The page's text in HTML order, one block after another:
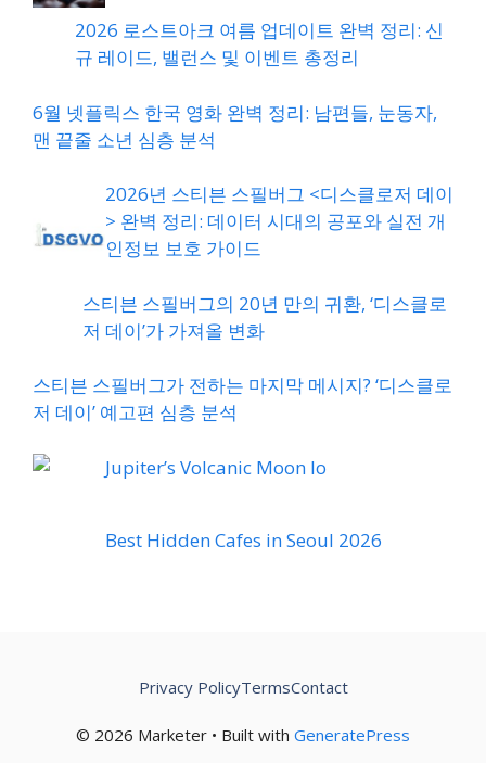
2026 로스트아크 여름 업데이트 완벽 정리: 신
규 레이드, 밸런스 및 이벤트 총정리
6월 넷플릭스 한국 영화 완벽 정리: 남편들, 눈동자,
맨 끝줄 소년 심층 분석
2026년 스티븐 스필버그 <디스클로저 데이
> 완벽 정리: 데이터 시대의 공포와 실전 개
인정보 보호 가이드
스티븐 스필버그의 20년 만의 귀환, ‘디스클로
저 데이’가 가져올 변화
스티븐 스필버그가 전하는 마지막 메시지? ‘디스클로
저 데이’ 예고편 심층 분석
Jupiter’s Volcanic Moon Io
Best Hidden Cafes in Seoul 2026
© 2026 Marketer • Built with GeneratePress
Privacy PolicyTermsContact